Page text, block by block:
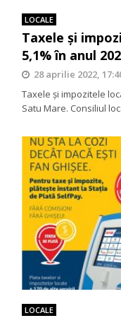
LOCALE
Taxele și
5,1% în anul
28 aprilie 2022,
Taxele și impozitele
Satu Mare. Consiliul
LOCALE